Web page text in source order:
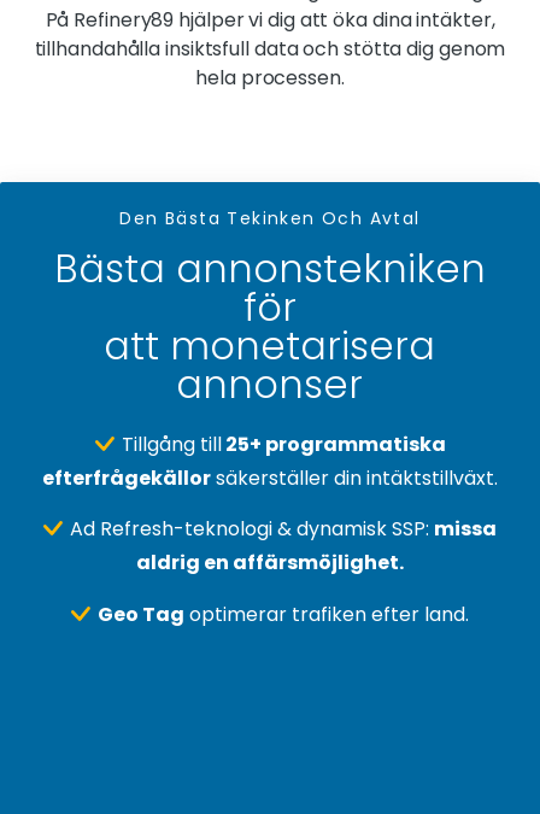
På Refinery89 hjälper vi dig att öka dina intäkter,
tillhandahålla insiktsfull data och stötta dig genom
hela processen.
Den Bästa Tekinken Och Avtal
Bästa annonstekniken
för
att monetarisera
annonser
Tillgång till25+ programmatiska
efterfrågekällorsäkerställer din intäktstillväxt.
Ad Refresh-teknologi & dynamisk SSP: missa
aldrig en affärsmöjlighet.
Geo Tag optimerar trafiken efter land.